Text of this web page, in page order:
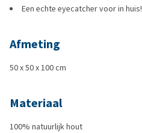
Een echte eyecatcher voor in huis!
Afmeting
50 x 50 x 100 cm
Materiaal
100% natuurlijk hout